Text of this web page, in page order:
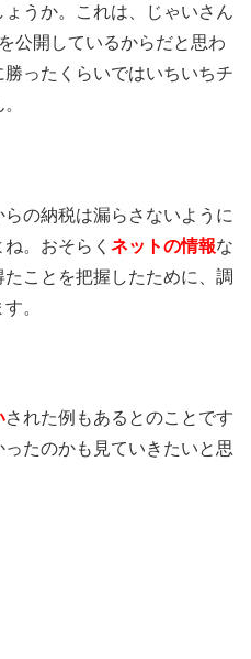
うか。これは、じゃいさん
公開しているからだと思わ
ったくらいではいちいちチ
の納税は漏らさないように
。おそらく ネットの情報な
ことを把握したために、調
。
された例もあるとのことです
たのかも見ていきたいと思